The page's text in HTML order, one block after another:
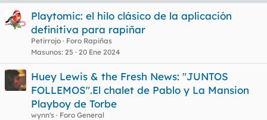
Playtomic: el hilo clásico de la aplicación
definitiva para rapiñar
Petirrojo
Foro Rapiñas
Masunos 25 20 Ene 2024
Huey Lewis & the Fresh News: "JUNTOS
FOLLEMOS".El chalet de Pablo y La Mansion
Playboy de Torbe
wynn's
Foro General